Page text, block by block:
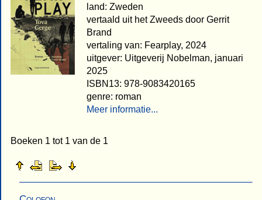
land: Zweden
vertaald uit het Zweeds door Gerrit
Brand
vertaling van: Fearplay, 2024
uitgever: Uitgeverij Nobelman, januari
2025
ISBN13: 978-9083420165
genre: roman
Meer informatie...
Boeken 1 tot 1 van de 1